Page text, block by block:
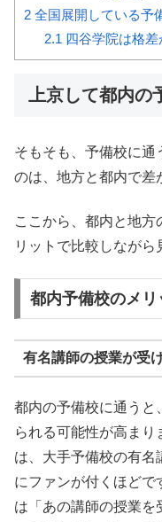
2 全国展開している予
2.1 四谷学院は格差
上京して都内の
そもそも、予備校に通
のは、地方と都内で差
ここから、都内と地方
リットで比較しながら
都内予備校のメリ
有名講師の授業が受
都内の予備校に通うと
られる可能性が高ま
は、大手予備校の有名
にファンが付くほどで
は「あの講師の授業を